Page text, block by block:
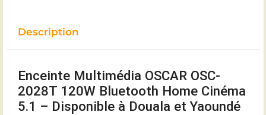
Description
Enceinte Multimédia OSCAR OSC-
2028T 120W Bluetooth Home Cinéma
5.1 – Disponible à Douala et Yaoundé